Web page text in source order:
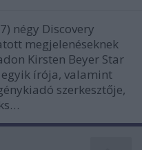
négy Discovery
megjelenéseknek
Kirsten Beyer Star
írója, valamint
szerkesztője,